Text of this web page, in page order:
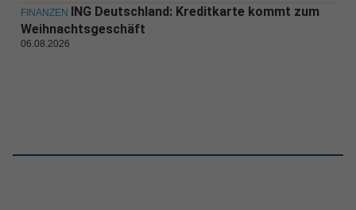
FINANZEN ING Deutschland: Kreditkarte kommt zum
Weihnachtsgeschäft
06.08.2026